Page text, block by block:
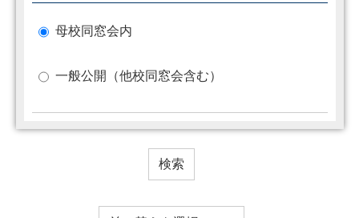
母校同窓会内
一般公開（他校同窓会含む）